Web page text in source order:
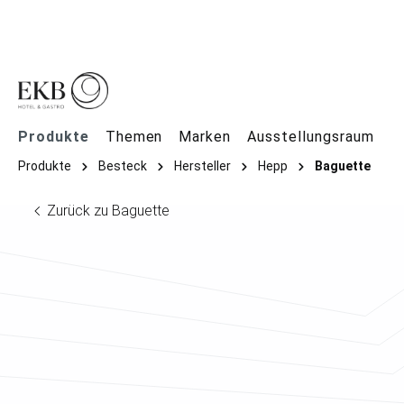
Produkte Themen Marken Ausstellungsraum
Produkte Besteck Hersteller Hepp Baguette
Zurück zu Baguette